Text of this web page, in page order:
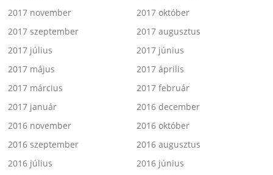
2017 november
2017 október
2017 szeptember
2017 augusztus
2017 július
2017 június
2017 május
2017 április
2017 március
2017 február
2017 január
2016 december
2016 november
2016 október
2016 szeptember
2016 augusztus
2016 július
2016 június